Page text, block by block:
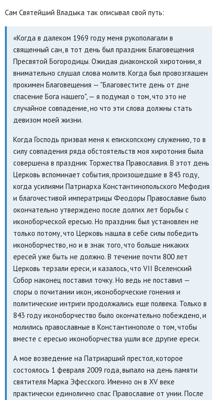
Сам Святейший Владыка так описывал свой путь:
«Когда в далеком 1969 году меня рукополагали в
священный сан, в тот день был праздник Благовещения
Пресвятой Богородицы. Ожидая диаконской хиротонии, я
внимательно слушал слова молитв. Когда был провозглашен
прокимен Благовещения — "Благовестите день от дне
спасение Бога нашего", — я подумал о том, что это не
случайное совпадение, но что эти слова должны стать
девизом моей жизни.
Когда Господь призвал меня к епископскому служению, то в
силу совпадения ряда обстоятельств моя хиротония была
совершена в праздник Торжества Православия. В этот день
Церковь вспоминает события, произошедшие в 843 году,
когда усилиями Патриарха Константинопольского Мефодия
и благочестивой императрицы Феодоры Православие было
окончательно утверждено после долгих лет борьбы с
иконоборческой ересью. Но праздник был установлен не
только потому, что Церковь нашла в себе силы победить
иконоборчество, но и в знак того, что больше никаких
ересей уже быть не должно. В течение почти 800 лет
Церковь терзали ереси, и казалось, что VII Вселенский
Собор наконец поставил точку. Но ведь не поставил —
споры о почитании икон, иконоборческие гонения и
политические интриги продолжались еще полвека. Только в
843 году иконоборчество было окончательно побеждено, и
молились православные в Константинополе о том, чтобы
вместе с ересью иконоборчества ушли все другие ереси.
А мое возведение на Патриарший престол, которое
состоялось 1 февраля 2009 года, выпало на день памяти
святителя Марка Эфесского. Именно он в XV веке
практически единолично спас Православие от унии. После